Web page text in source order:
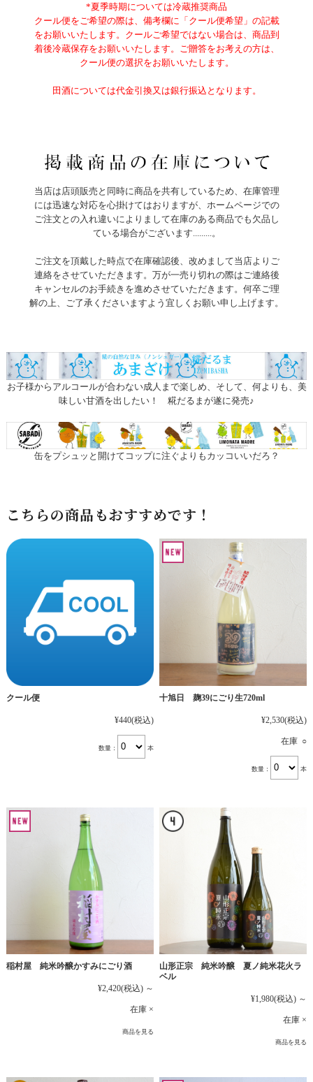
*夏季時期については冷蔵推奨商品
クール便をご希望の際は、備考欄に「クール便希望」の記載
をお願いいたします。クールご希望ではない場合は、商品到
着後冷蔵保存をお願いいたします。ご贈答をお考えの方は、
クール便の選択をお願いいたします。
田酒については代金引換又は銀行振込となります。
当店は店頭販売と同時に商品を共有しているため、在庫管理
には迅速な対応を心掛けてはおりますが、ホームページでの
ご注文との入れ違いによりまして在庫のある商品でも欠品し
ている場合がございます.........。
ご注文を頂戴した時点で在庫確認後、改めまして当店よりご
連絡をさせていただきます。万が一売り切れの際はご連絡後
キャンセルのお手続きを進めさせていただきます。何卒ご理
解の上、ご了承くださいますよう宜しくお願い申し上げます。
お子様からアルコールが合わない成人まで楽しめ、そして、何よりも、美
味しい甘酒を出したい！ 糀だるまが遂に発売♪
缶をプシュッと開けてコップに注ぐよりもカッコいいだろ？
こちらの商品もおすすめです！
クール便
¥440(税込)
数量： 本
十旭日 麹39にごり生720ml
¥2,530(税込)
在庫 ○
数量： 本
稲村屋 純米吟醸かすみにごり酒
¥2,420(税込) ～
在庫 ×
商品を見る
山形正宗 純米吟醸 夏ノ純米花火ラ
ベル
¥1,980(税込) ～
在庫 ×
商品を見る